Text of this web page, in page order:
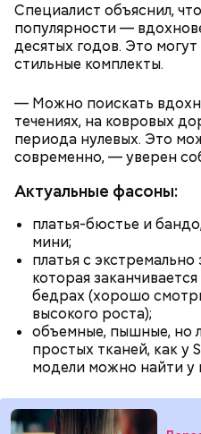
Специалист объяснил,
популярности —
десятых годов. Это могут
стильные комплекты.
— Можно поискать
течениях, на ковровых
периода нулевых. Это
современно, — уверен
Актуальные фасоны:
платья-бюстье и
мини;
платья с
которая
бедрах (хорошо
высокого роста);
объемные, пышные, но
простых тканей, как у
модели можно найти у
лук;
растительное масло;
— Курица сначала
количеством масла и
нужно отправить в
кладем кабачки,
порекомендовал